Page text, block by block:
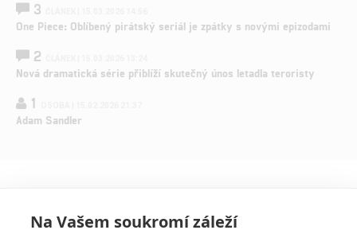
3
One Piece: Oblíbený pirátský seriál je zpátky s novými epizodami
2
Nová dramatická série přiblíží skutečný únos letadla teroristy
1
Adam Sandler
Na Vašem soukromí záleží